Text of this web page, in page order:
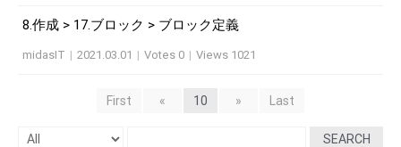
8.作成 > 17.ブロック > ブロック定義
midasIT | 2021.03.01 | Votes 0 | Views 1021
First « 10 » Last
SEARCH